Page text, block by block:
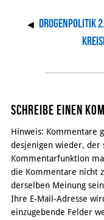
◀ Drogenpolitik
Schreibe einen
Hinweis: Kommentare
desjenigen wieder, der
Kommentarfunktion
die Kommentare nicht
derselben Meinung
Ihre E-Mail-Adresse
einzugebende Felder